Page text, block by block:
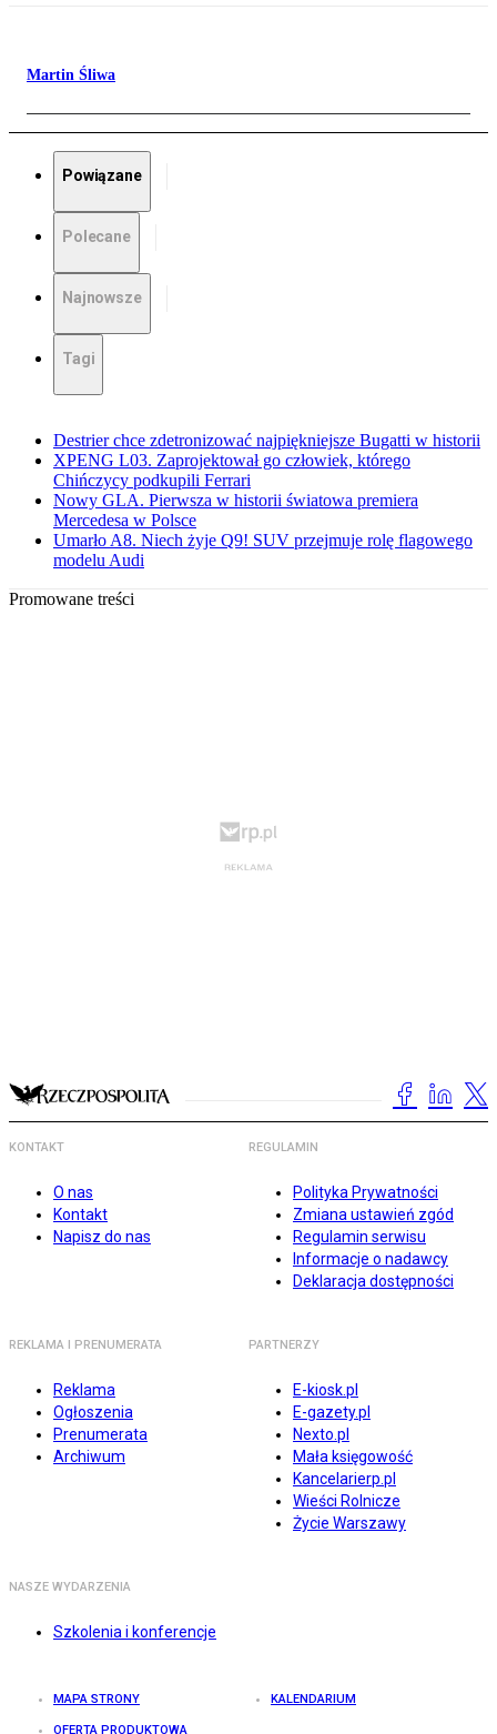
Martin Śliwa
Powiązane
Polecane
Najnowsze
Tagi
Destrier chce zdetronizować najpiękniejsze Bugatti w historii
XPENG L03. Zaprojektował go człowiek, którego
Chińczycy podkupili Ferrari
Nowy GLA. Pierwsza w historii światowa premiera
Mercedesa w Polsce
Umarło A8. Niech żyje Q9! SUV przejmuje rolę flagowego
modelu Audi
Promowane treści
KONTAKT
O nas
Kontakt
Napisz do nas
REGULAMIN
Polityka Prywatności
Zmiana ustawień zgód
Regulamin serwisu
Informacje o nadawcy
Deklaracja dostępności
REKLAMA I PRENUMERATA
Reklama
Ogłoszenia
Prenumerata
Archiwum
PARTNERZY
E-kiosk.pl
E-gazety.pl
Nexto.pl
Mała księgowość
Kancelarierp.pl
Wieści Rolnicze
Życie Warszawy
NASZE WYDARZENIA
Szkolenia i konferencje
MAPA STRONY KALENDARIUM
OFERTA PRODUKTOWA